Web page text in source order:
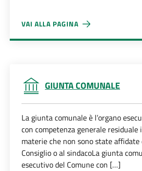
VAI ALLA PAGINA
CONSIGLIO COMUNALE
GIUNTA COMUNALE
La giunta comunale è l’organo
con competenza generale
materie che non sono state affidate
Consiglio o al sindacoLa giunta
esecutivo del Comune con […]